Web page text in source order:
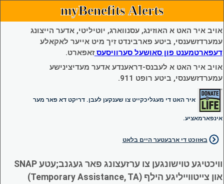
myBenefits Alerts
אויב איר האט א האוזינג, עסנווארג, יוטיליטי, אדער הייצונג
עמערדזשענסי, ביטע פארבינדט זיך מיט אייער לאקאלע
דעפארטמענט פון סאושעל סערוויסעסזאפארט.
אויב איר האט א לעבנס-דראענדע אדער מעדיצינישע
עמערדזשענסי, ביטע רופט 911.
איר האט די מעגליכקייט צו שענקען לעבן. דריקט דא פאר מער
אינפארמאציע.
באזוכט די ארבעטער היים בלאט
וויכטיגע טוישונגען צו ערזעצונג פאר געגנב;עטע SNAP
און צייטווייליגע הילף (Temporary Assistance, TA)